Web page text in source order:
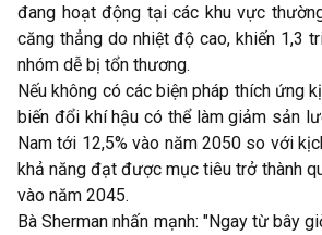
đang hoạt động tại các khu vực
căng thẳng do nhiệt độ cao, khiến 1,3
nhóm dễ bị tổn thương.
Nếu không có các biện pháp thích ứng
biến đổi khí hậu có thể làm giảm sản
Nam tới 12,5% vào năm 2050 so với
khả năng đạt được mục tiêu trở thành
vào năm 2045.
Bà Sherman nhấn mạnh: "Ngay từ bây